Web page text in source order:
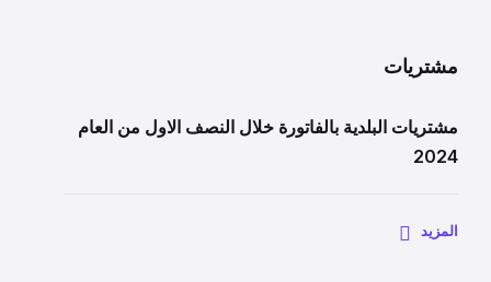
مشتريات
مشتريات البلدية بالفاتورة خلال النصف الاول من العام
2024
المزيد